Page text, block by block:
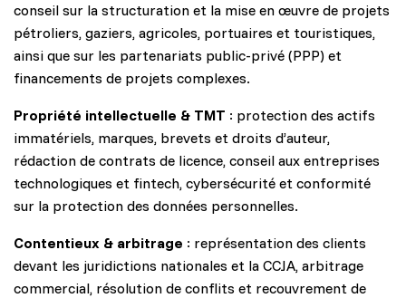
conseil sur la structuration et la mise en œuvre de projets
pétroliers, gaziers, agricoles, portuaires et touristiques,
ainsi que sur les partenariats public-privé (PPP) et
financements de projets complexes.
Propriété intellectuelle & TMT : protection des actifs
immatériels, marques, brevets et droits d’auteur,
rédaction de contrats de licence, conseil aux entreprises
technologiques et fintech, cybersécurité et conformité
sur la protection des données personnelles.
Contentieux & arbitrage : représentation des clients
devant les juridictions nationales et la CCJA, arbitrage
commercial, résolution de conflits et recouvrement de